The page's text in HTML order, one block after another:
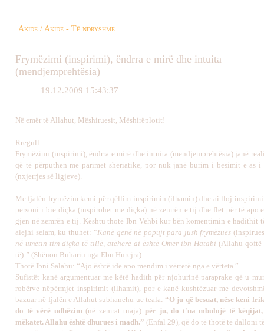
Akide / Akide - Të ndryshme
Frymëzimi (inspirimi), ëndrra e mirë dhe intuita
(mendjemprehtësia)
19.12.2009 15:43:37
Në emër të Allahut, Mëshiruesit, Mëshirëplotit!
Rregull:
Frymëzimi (inspirimi), ëndrra e mirë dhe intuita (mendjemprehtësia) janë
që të përputhen me parimet sheriatike, por nuk janë burim i besimit e as
(nxjerrjes së ligjeve).
Me fjalën frymëzim kemi për qëllim inspirimin (ilhamin) dhe ai lloj inspirimi
personi i bie diçka (inspirohet me diçka) në zemrën e tij dhe flet për të apo
gjen në zemrën e tij. Kështu thotë Ibn Vehbi kur bën komentimin e hadithit
alejhi selam, ku thuhet: “Kanë qenë në popujt para jush frymëzues
në umetin tim diçka të tillë, atëherë ai është Omer ibn Hatabi (Allahu qoftë
të).” (Shënon Buhariu nga Ebu Hurejra)
Thotë Ibni Salahu: “Ajo është ide apo mendim i vërtetë nga e vërteta.”
Sufistët kanë argumentuar me këtë hadith për njohurinë paraprake që u
robërve nëpërmjet inspirimit (ilhamit), por e kanë kushtëzuar me
bazuar në fjalën e Allahut subhanehu ue teala: “O ju që besuat, nëse keni
do të vërë udhëzim (në zemrat tuaja) për ju, do t'ua mbulojë të
mëkatet. Allahu është dhurues i madh.” (Enfal 29), që do të thotë të dalloni